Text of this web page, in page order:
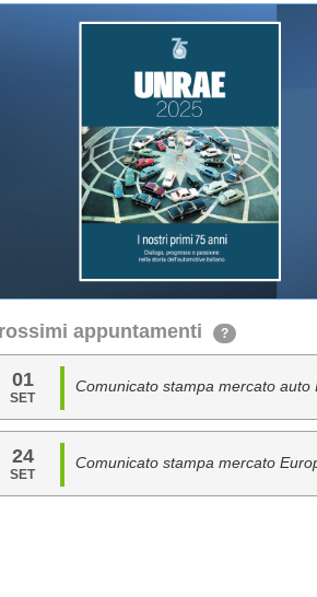
appuntamenti ?
01
SET
Comunicato stampa mercato auto
24
SET
Comunicato stampa mercato